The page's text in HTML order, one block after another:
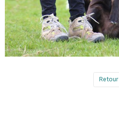
Retour